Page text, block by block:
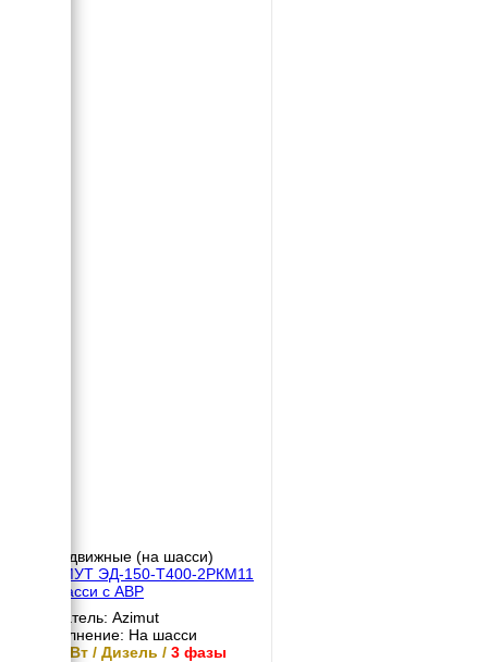
Передвижные (на шасси)
АЗИМУТ ЭД-150-Т400-2РКМ11
на шасси с АВР
Двигатель: Azimut
Исполнение: На шасси
150 кВт / Дизель / 3 фазы